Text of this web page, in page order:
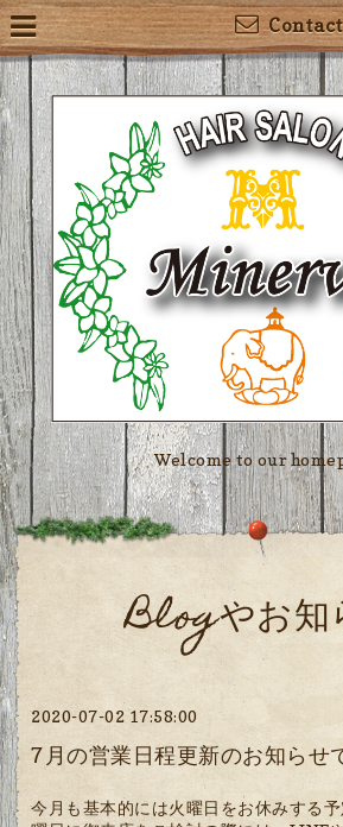
Contact
Welcome to our
Blogやお知
2020-07-02 17:58:00
7月の営業日程更新のお知らせ
今月も基本的には火曜日をお休みする